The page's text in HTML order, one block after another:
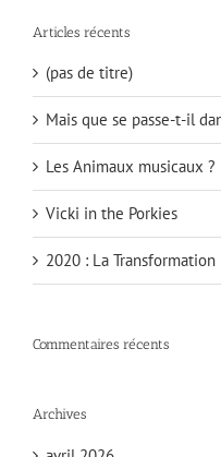
Articles récents
(pas de titre)
Mais que se passe-t-il
Les Animaux musicaux ?
Vicki in the Porkies
2020 : La Transformation
Commentaires récents
Archives